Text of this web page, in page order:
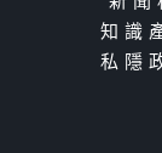
知識
私隱